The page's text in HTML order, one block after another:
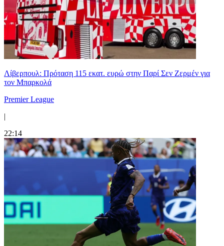
Λίβερπουλ: Πρόταση 115 εκατ. ευρώ στην Παρί Σεν Ζερμέν για
τον Μπαρκολά
Premier League
|
22:14